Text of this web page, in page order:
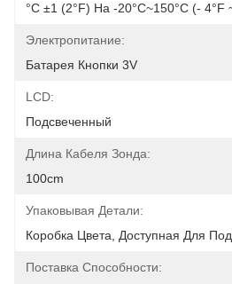
°C ±1 (2°F) На -20°C~150°C (- 4°F
Электропитание:
Батарея Кнопки 3V
LCD:
Подсвеченный
Длина Кабеля Зонда:
100cm
Упаковывая Детали:
Коробка Цвета, Доступная Для
Поставка Способности: